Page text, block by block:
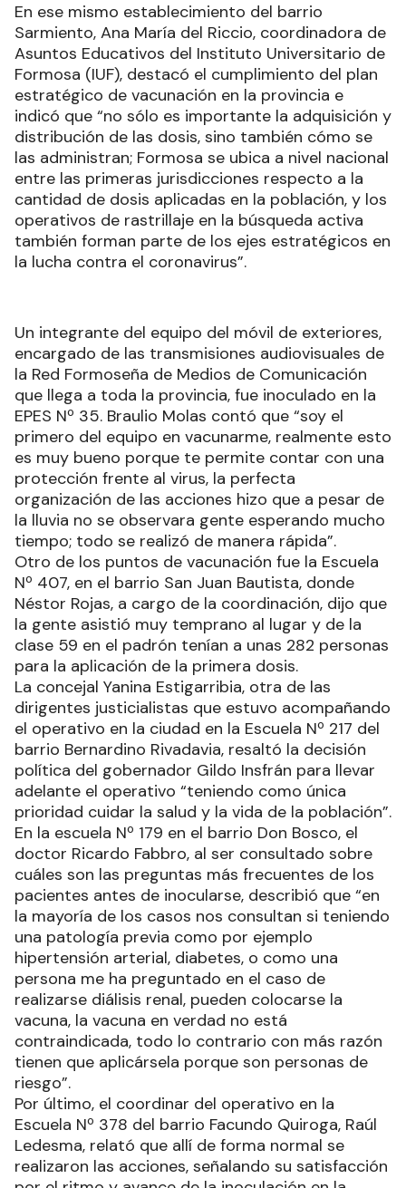
En ese mismo establecimiento del barrio
Sarmiento, Ana María del Riccio, coordinadora de
Asuntos Educativos del Instituto Universitario de
Formosa (IUF), destacó el cumplimiento del plan
estratégico de vacunación en la provincia e
indicó que “no sólo es importante la adquisición y
distribución de las dosis, sino también cómo se
las administran; Formosa se ubica a nivel nacional
entre las primeras jurisdicciones respecto a la
cantidad de dosis aplicadas en la población, y los
operativos de rastrillaje en la búsqueda activa
también forman parte de los ejes estratégicos en
la lucha contra el coronavirus”.
Un integrante del equipo del móvil de exteriores,
encargado de las transmisiones audiovisuales de
la Red Formoseña de Medios de Comunicación
que llega a toda la provincia, fue inoculado en la
EPES Nº 35. Braulio Molas contó que “soy el
primero del equipo en vacunarme, realmente esto
es muy bueno porque te permite contar con una
protección frente al virus, la perfecta
organización de las acciones hizo que a pesar de
la lluvia no se observara gente esperando mucho
tiempo; todo se realizó de manera rápida”.
Otro de los puntos de vacunación fue la Escuela
Nº 407, en el barrio San Juan Bautista, donde
Néstor Rojas, a cargo de la coordinación, dijo que
la gente asistió muy temprano al lugar y de la
clase 59 en el padrón tenían a unas 282 personas
para la aplicación de la primera dosis.
La concejal Yanina Estigarribia, otra de las
dirigentes justicialistas que estuvo acompañando
el operativo en la ciudad en la Escuela Nº 217 del
barrio Bernardino Rivadavia, resaltó la decisión
política del gobernador Gildo Insfrán para llevar
adelante el operativo “teniendo como única
prioridad cuidar la salud y la vida de la población”.
En la escuela Nº 179 en el barrio Don Bosco, el
doctor Ricardo Fabbro, al ser consultado sobre
cuáles son las preguntas más frecuentes de los
pacientes antes de inocularse, describió que “en
la mayoría de los casos nos consultan si teniendo
una patología previa como por ejemplo
hipertensión arterial, diabetes, o como una
persona me ha preguntado en el caso de
realizarse diálisis renal, pueden colocarse la
vacuna, la vacuna en verdad no está
contraindicada, todo lo contrario con más razón
tienen que aplicársela porque son personas de
riesgo”.
Por último, el coordinar del operativo en la
Escuela Nº 378 del barrio Facundo Quiroga, Raúl
Ledesma, relató que allí de forma normal se
realizaron las acciones, señalando su satisfacción